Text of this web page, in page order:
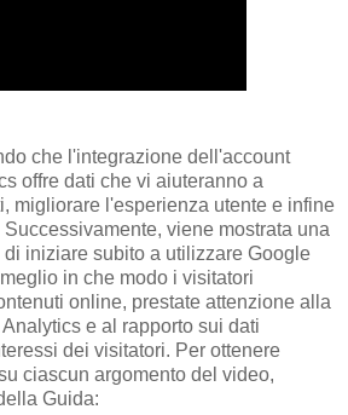
che l'integrazione dell'account
offre dati che vi aiuteranno a
migliorare l'esperienza utente e infine
viene mostrata una
iniziare subito a utilizzare Google
in che modo i visitatori
online, prestate attenzione alla
e al rapporto sui dati
dei visitatori. Per ottenere
ciascun argomento del video,
Guida: